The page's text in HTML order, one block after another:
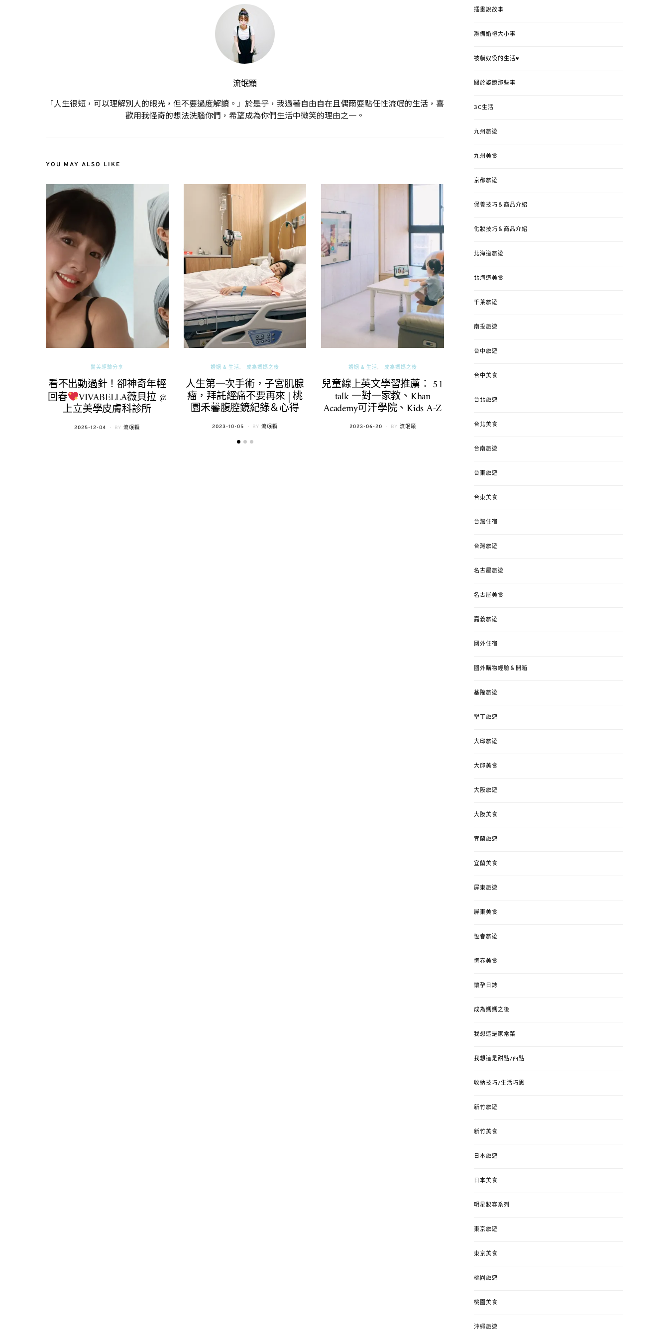
流氓顆
「人生很短，可以理解別人的眼光，但不要過度解讀。」於是乎，我過著自由自在且偶爾耍點任性流氓的生活，喜
歡用我怪奇的想法洗腦你們，希望成為你們生活中微笑的理由之一。
YOU MAY ALSO LIKE
醫美經驗分享
看不出動過針！卻神奇年輕
回春 VIVABELLA薇貝拉 @
上立美學皮膚科診所
POSTED
2025-12-04 BY 流氓顆
婚姻 & 生活 成為媽媽之後
人生第一次手術，子宮肌腺
瘤，拜託經痛不要再來 | 桃
園禾馨腹腔鏡紀錄＆心得
POSTED
2023-10-05 BY 流氓顆
婚姻 & 生活 成為媽媽之後
兒童線上英文學習推薦： 51
talk 一對一家教、Khan
Academy可汗學院、Kids A-Z
POSTED
2023-06-20 BY 流氓顆
錯、認識華德福
ON
插畫說故事
籌備婚禮大小事
被貓奴役的生活♥
關於婆媳那些事
3C生活
九州旅遊
九州美食
京都旅遊
保養技巧＆商品介紹
化妝技巧＆商品介紹
北海道旅遊
北海道美食
千葉旅遊
南投旅遊
台中旅遊
台中美食
台北旅遊
台北美食
台南旅遊
台東旅遊
台東美食
台灣住宿
台灣旅遊
名古屋旅遊
名古屋美食
嘉義旅遊
國外住宿
國外購物經驗＆開箱
基隆旅遊
墾丁旅遊
大邱旅遊
大邱美食
大阪旅遊
大阪美食
宜蘭旅遊
宜蘭美食
屏東旅遊
屏東美食
恆春旅遊
恆春美食
懷孕日誌
成為媽媽之後
我想這是家常菜
我想這是甜點/西點
收納技巧/生活巧思
新竹旅遊
新竹美食
日本旅遊
日本美食
明星妝容系列
東京旅遊
東京美食
桃園旅遊
桃園美食
沖繩旅遊